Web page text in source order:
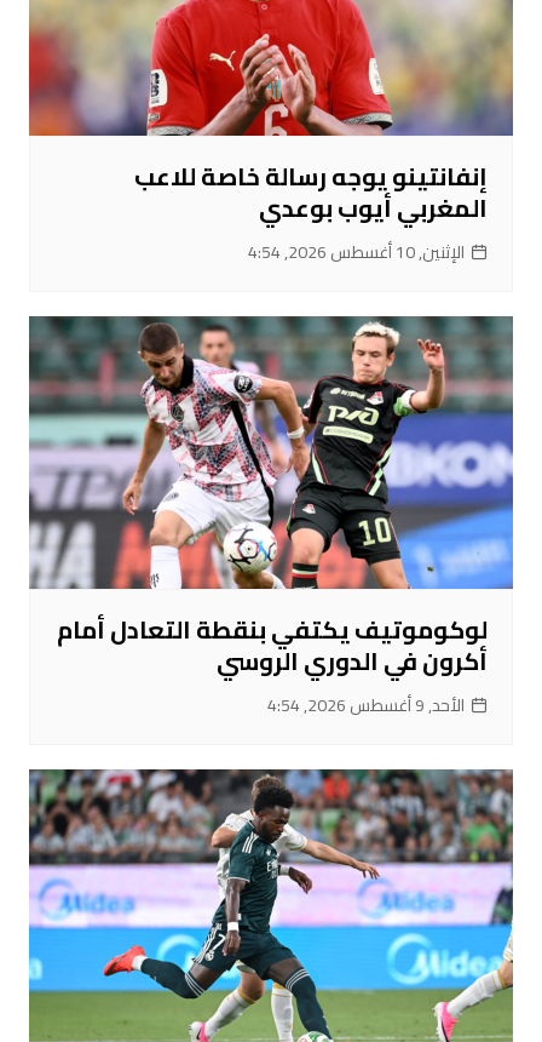
إنفانتينو يوجه رسالة خاصة للاعب
المغربي أيوب بوعدي
الإثنين, 10 أغسطس 2026, 4:54
لوكوموتيف يكتفي بنقطة التعادل أمام
أكرون في الدوري الروسي
الأحد, 9 أغسطس 2026, 4:54